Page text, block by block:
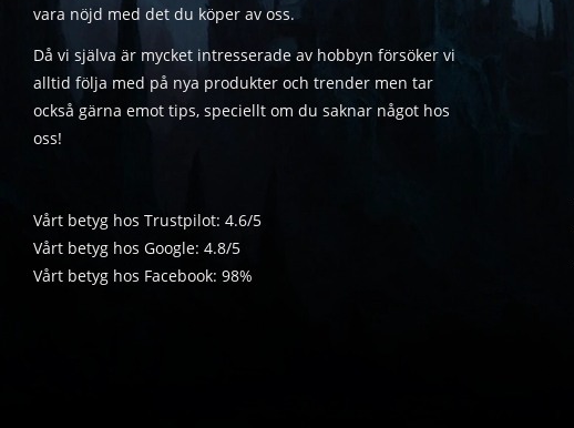
vara nöjd med det du köper av oss.
Då vi själva är mycket intresserade av hobbyn försöker vi
alltid följa med på nya produkter och trender men tar
också gärna emot tips, speciellt om du saknar något hos
oss!
Vårt betyg hos Trustpilot: 4.6/5
Vårt betyg hos Google: 4.8/5
Vårt betyg hos Facebook: 98%